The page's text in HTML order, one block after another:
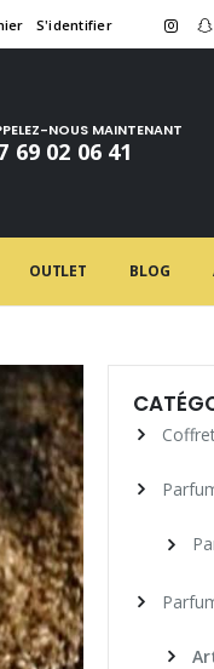
S'identifier
NOUS MAINTENANT
69 02 06 41
OUTLET BLOG